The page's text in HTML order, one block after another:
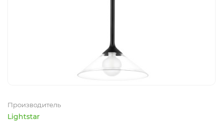
Производитель
Lightstar